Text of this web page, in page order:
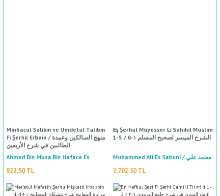
Minhacul Salikin ve Umdetul Talibin
Fi Şerhil Erbain / منهج السالكين وعمدة
الطالبين في شرح الأربعين
Ahmed Bin Musa Bin Haface Es
Safedi / احمد بن موسى بن خفاجة
الصفدي
822,50 TL
Eş Şerhul Müyesser Li Sahihil Müslim
1-5 / الشرح الميسر لصحيح المسلم ١-٥
Muhammed Ali Es Sabuni / محمد علي
الصابوني
2.702,50 TL